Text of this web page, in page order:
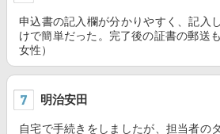
申込書の記入欄が分かりやすく、記入
けで簡単だった。完了後の証書の郵送
女性）
明治安田
自宅で手続きをしましたが、担当者の